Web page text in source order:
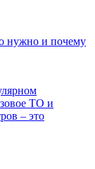
нужно и почему
ТО и
– это